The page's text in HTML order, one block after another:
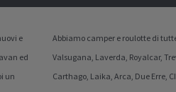
e
ed
un
Abbiamo camper e roulotte di
Valsugana, Laverda, Royalcar,
Carthago, Laika, Arca, Due Erre,